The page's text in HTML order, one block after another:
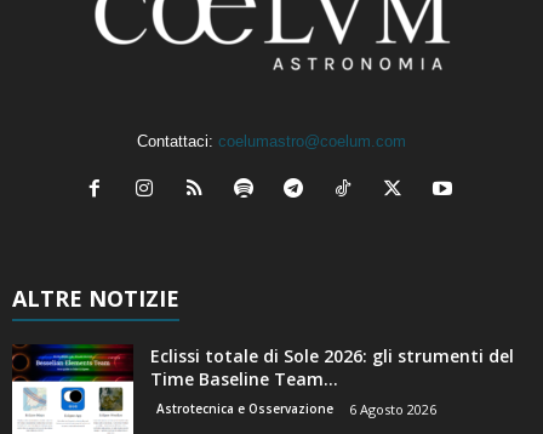
Contattaci: coelumastro@coelum.com
ALTRE NOTIZIE
Eclissi totale di Sole 2026: gli strumenti del
Time Baseline Team...
Astrotecnica e Osservazione 6 Agosto 2026